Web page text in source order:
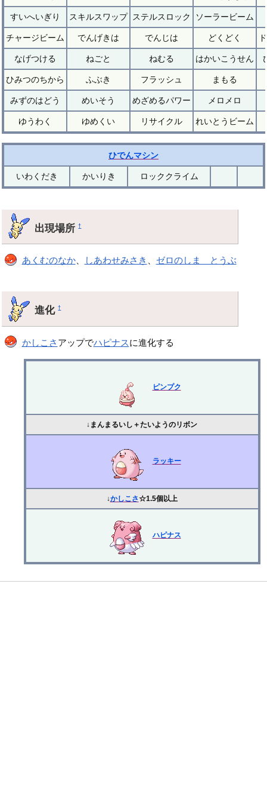
すいへいぎり スキルスワップ ステルスロック ソーラービーム
チャージビーム でんげきは でんじは どくどく
なげつける ねごと ねむる はかいこうせん
ひみつのちから ふぶき フラッシュ まもる
みずのはどう めいそう めざめるパワー メロメロ
ゆうわく ゆめくい リサイクル れいとうビーム
ひでんマシン
いわくだき かいりき ロッククライム
出現場所†
あくむのなか、 しあわせみさき ゼロのしま とうぶ
進化†
かしこさ アップでハピナスに進化する
ピンプク
↓まんまるいし＋たいようのリボン
ラッキー
↓かしこさ☆1.5個以上
ハピナス